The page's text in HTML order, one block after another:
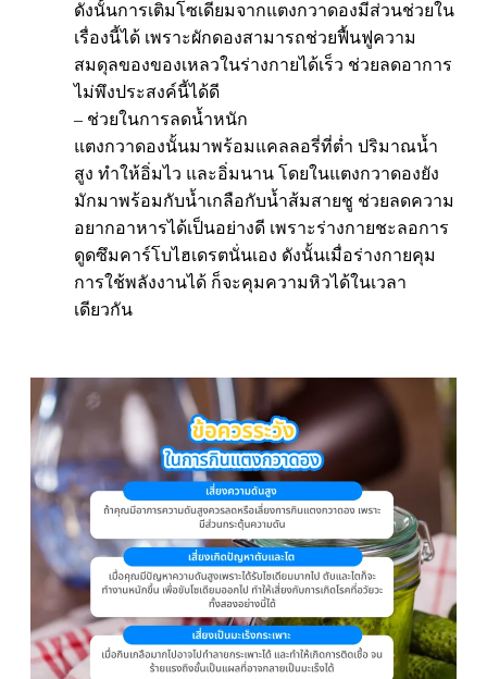
ดังนั้นการเติมโซเดียมจากแตงกวาดองมีส่วนช่วยใน
เรื่องนี้ได้ เพราะผักดองสามารถช่วยฟื้นฟูความ
สมดุลของของเหลวในร่างกายได้เร็ว ช่วยลดอาการ
ไม่พึงประสงค์นี้ได้ดี
– ช่วยในการลดน้ำหนัก
แตงกวาดองนั้นมาพร้อมแคลลอรี่ที่ต่ำ ปริมาณน้ำ
สูง ทำให้อิ่มไว และอิ่มนาน โดยในแตงกวาดองยัง
มักมาพร้อมกับน้ำเกลือกับน้ำส้มสายชู ช่วยลดความ
อยากอาหารได้เป็นอย่างดี เพราะร่างกายชะลอการ
ดูดซึมคาร์โบไฮเดรตนั่นเอง ดังนั้นเมื่อร่างกายคุม
การใช้พลังงานได้ ก็จะคุมความหิวได้ในเวลา
เดียวกัน